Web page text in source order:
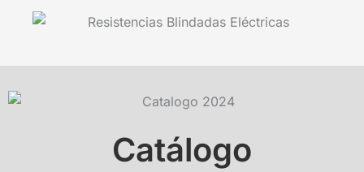
Catálogo